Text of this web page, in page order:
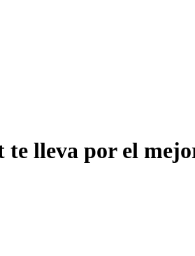
te lleva por el